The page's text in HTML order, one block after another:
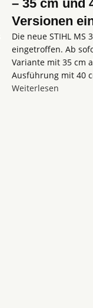
– 35 cm und
Versionen
Die neue STIHL MS
eingetroffen. Ab
Variante mit 35 cm
Ausführung mit 40
Weiterlesen